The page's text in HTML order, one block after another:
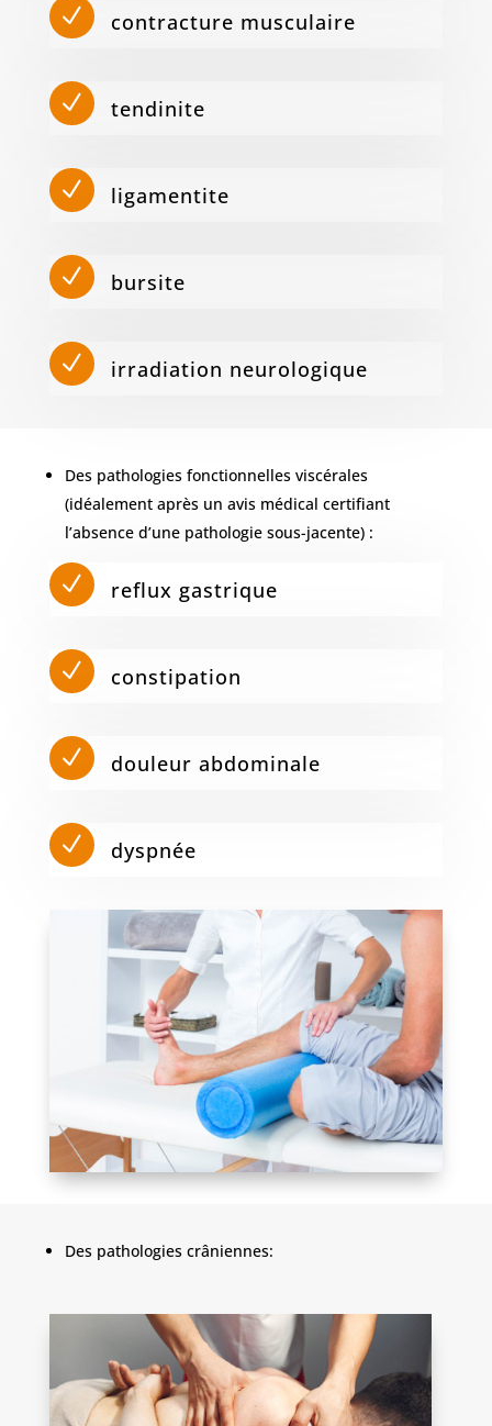
N contracture musculaire
N tendinite
N ligamentite
N bursite
N irradiation neurologique
Des pathologies fonctionnelles viscérales
(idéalement après un avis médical certifiant
l’absence d’une pathologie sous-jacente) :
N reflux gastrique
N constipation
N douleur abdominale
N dyspnée
Des pathologies crâniennes: